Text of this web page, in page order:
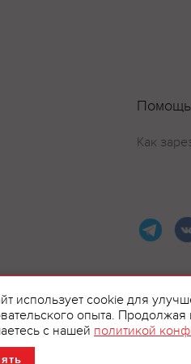
Помощь
Как
использует cookie для
опыта. Продолжая
с нашей политикой